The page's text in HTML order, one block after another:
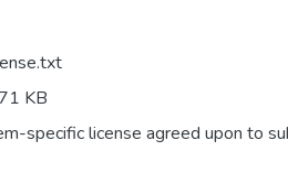
KB
specific license agreed upon to